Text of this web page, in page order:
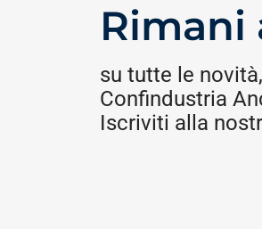
Rimani
su tutte le
Confindustria
Iscriviti alla